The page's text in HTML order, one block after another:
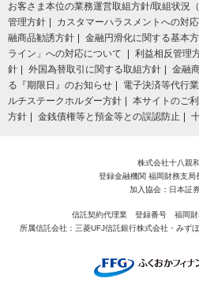
お客さま本位の業務運営取組⽅針/取組状況
管理方針
カスタマーハラスメントへの対
融商品勧誘方針
金融円滑化に関する基本
ライン」への対応について
利益相反管理
針
外国為替取引に関する取組方針
金融
る『期限日』のお知らせ
電子決済等代行
ルチステークホルダー方針
本サイトのご
方針
金銭債権等と預金等との誤認防止
株式会社十八親
登録金融機関 福岡財務支局
加入協会：日本証
信託契約代理業 登録番号 福岡財
所属信託会社：三菱UFJ信託銀行株式会社・みず